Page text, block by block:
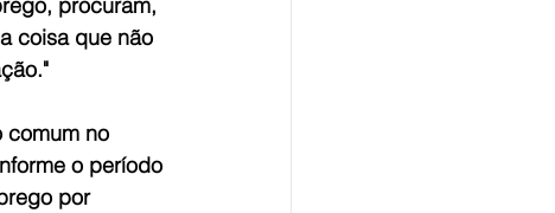
coisa que não
comum no
o período
por